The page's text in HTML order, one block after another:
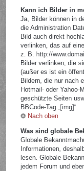
Kann ich Bilder in
Ja, Bilder können in
die Administration
Bild auch direkt
verlinken, das auf
z. B. http://
Bilder verlinken, die
(außer es ist ein
Bildern, die nur nach
Hotmail- oder Yahoo-
geschützte Seiten
BBCode-Tag „[img]“.
Nach oben
Was sind globale
Globale
Informationen,
lesen. Globale
jedem Forum und